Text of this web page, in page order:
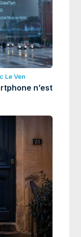
Le Ven
n’est